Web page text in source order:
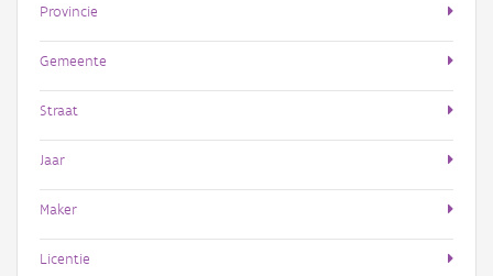
Provincie
Gemeente
Straat
Jaar
Maker
Licentie